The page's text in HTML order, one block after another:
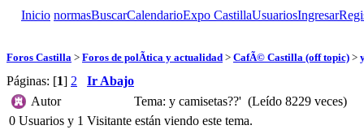
Inicio normasBuscarCalendarioExpo CastillaUsuariosIngresar
Foros Castilla > Foros de polÃ­tica y actualidad > CafÃ© Castilla (off topic) >
Páginas: [1] 2
Ir Abajo
Autor
Tema: y camisetas??' (Leído 8229 veces)
0 Usuarios y 1 Visitante están viendo este tema.